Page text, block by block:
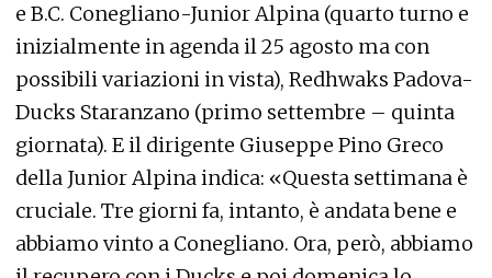
e B.C. Conegliano-Junior Alpina (quarto turno e
inizialmente in agenda il 25 agosto ma con
possibili variazioni in vista), Redhwaks Padova-
Ducks Staranzano (primo settembre – quinta
giornata). E il dirigente Giuseppe Pino Greco
della Junior Alpina indica: «Questa settimana è
cruciale. Tre giorni fa, intanto, è andata bene e
abbiamo vinto a Conegliano. Ora, però, abbiamo